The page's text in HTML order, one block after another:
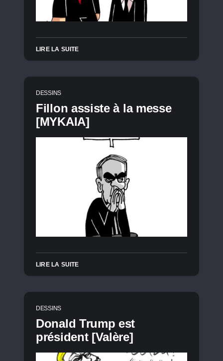
LIRE LA SUITE
DESSINS
Fillon assiste à la messe
[MYKAIA]
LIRE LA SUITE
DESSINS
Donald Trump est
président [Valère]